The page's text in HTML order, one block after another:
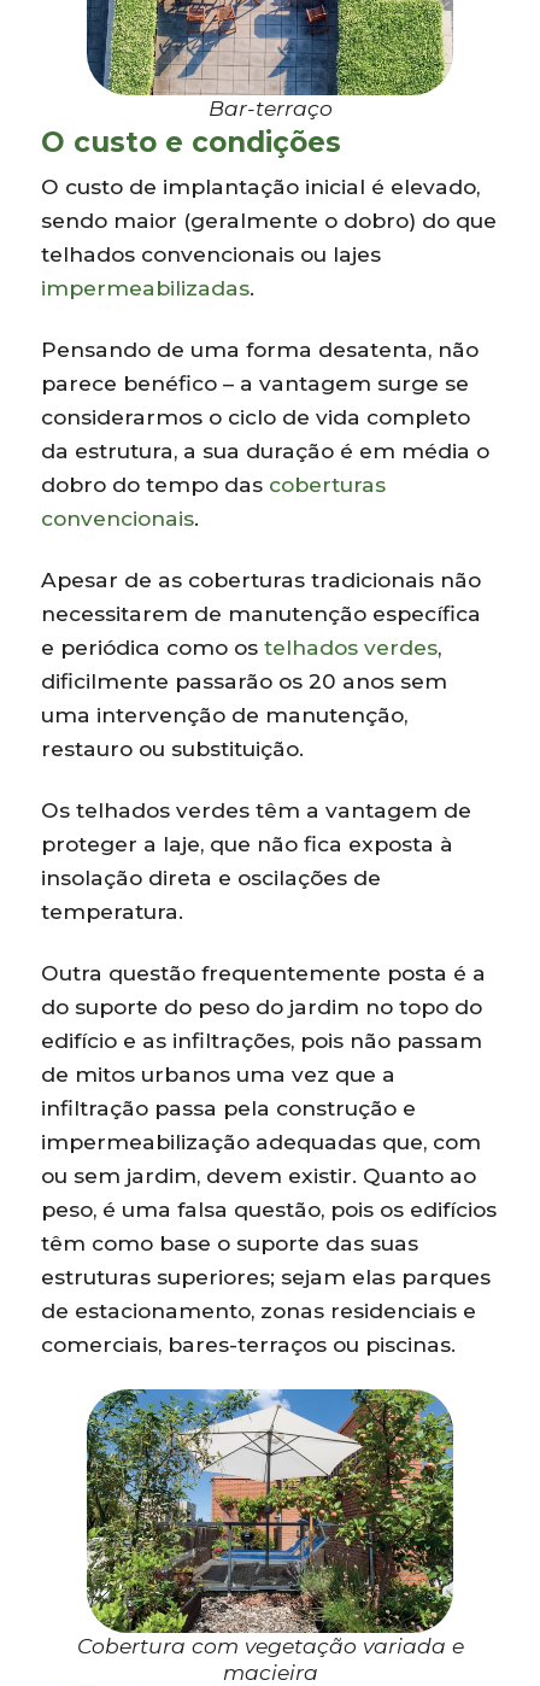
Bar-terraço
O custo e condições
O custo de implantação inicial é elevado,
sendo maior (geralmente o dobro) do que
telhados convencionais ou lajes
impermeabilizadas.
Pensando de uma forma desatenta, não
parece benéfico – a vantagem surge se
considerarmos o ciclo de vida completo
da estrutura, a sua duração é em média o
dobro do tempo das coberturas
convencionais.
Apesar de as coberturas tradicionais não
necessitarem de manutenção específica
e periódica como ostelhados verdes,
dificilmente passarão os 20 anos sem
uma intervenção de manutenção,
restauro ou substituição.
Os telhados verdes têm a vantagem de
proteger a laje, que não fica exposta à
insolação direta e oscilações de
temperatura.
Outra questão frequentemente posta é a
do suporte do peso do jardim no topo do
edifício e as infiltrações, pois não passam
de mitos urbanos uma vez que a
infiltração passa pela construção e
impermeabilização adequadas que, com
ou sem jardim, devem existir. Quanto ao
peso, é uma falsa questão, pois os edifícios
têm como base o suporte das suas
estruturas superiores; sejam elas parques
de estacionamento, zonas residenciais e
comerciais, bares-terraços ou piscinas.
Cobertura com vegetação variada e
macieira